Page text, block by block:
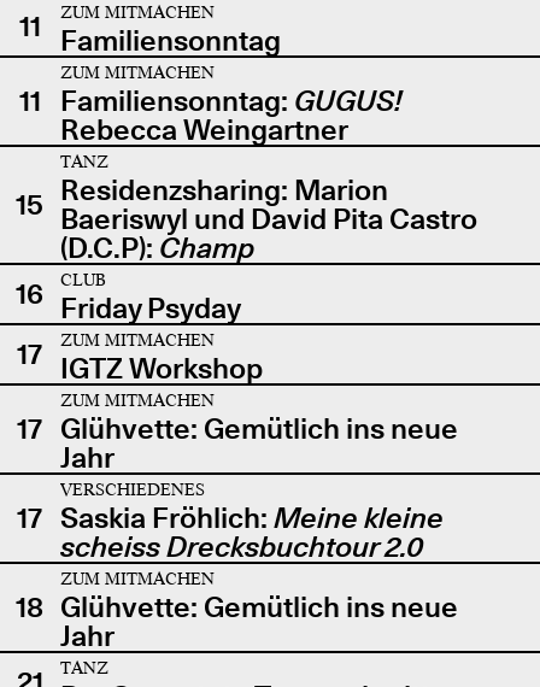
11
ZUM MITMACHEN
Familiensonntag
11
ZUM MITMACHEN
Familiensonntag: GUGUS!
Rebecca Weingartner
15
TANZ
Residenzsharing: Marion
Baeriswyl und David Pita Castro
(D.C.P): Champ
16
CLUB
Friday Psyday
17
ZUM MITMACHEN
IGTZ Workshop
17
ZUM MITMACHEN
Glühvette: Gemütlich ins neue
Jahr
17
VERSCHIEDENES
Saskia Fröhlich: Meine kleine
scheiss Drecksbuchtour 2.0
18
ZUM MITMACHEN
Glühvette: Gemütlich ins neue
Jahr
TANZ